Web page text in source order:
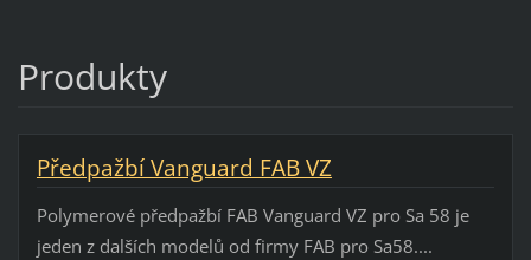
Produkty
Předpažbí Vanguard FAB VZ
Polymerové předpažbí FAB Vanguard VZ pro Sa 58 je
jeden z dalších modelů od firmy FAB pro Sa58....